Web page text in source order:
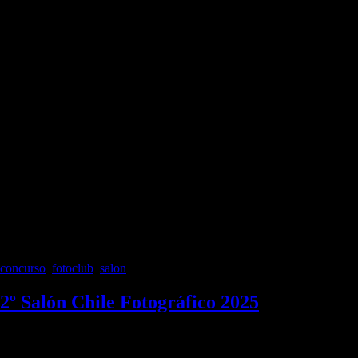
concurso fotoclub salon
2º Salón Chile Fotográfico 2025